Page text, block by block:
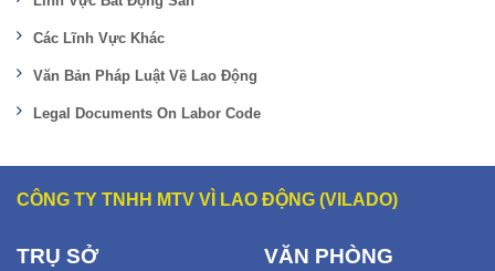
Các Lĩnh Vực Khác
Văn Bản Pháp Luật Về Lao Động
Legal Documents On Labor Code
CÔNG TY TNHH MTV VÌ LAO ĐỘNG (VILADO)
TRỤ SỞ VĂN PHÒNG